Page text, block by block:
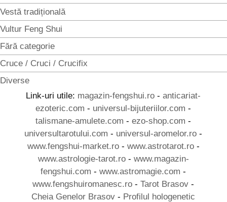
Vestă tradițională
Vultur Feng Shui
Fără categorie
Cruce / Cruci / Crucifix
Diverse
Link-uri utile: magazin-fengshui.ro -anticariat-
ezoteric.com - universul-bijuteriilor.com -
talismane-amulete.com -ezo-shop.com -
universultarotului.com - universul-aromelor.ro -
www.fengshui-market.ro- www.astrotarot.ro-
www.astrologie-tarot.ro- www.magazin-
fengshui.com -www.astromagie.com -
www.fengshuiromanesc.ro -Tarot Brasov -
Cheia Genelor Brasov - Profilul hologenetic